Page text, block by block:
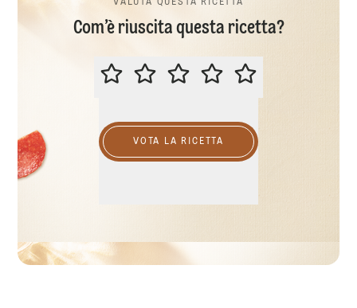
VALUTA QUESTA RICETTA
Com’è riuscita questa ricetta?
VALUTA QUESTA RICETTA
VOTA LA RICETTA